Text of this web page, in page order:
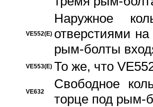
VE552(E)
Наружное
отверстиями
рым-болты
VE553(E) То же, что
VE632
Свободное
торце под рым-